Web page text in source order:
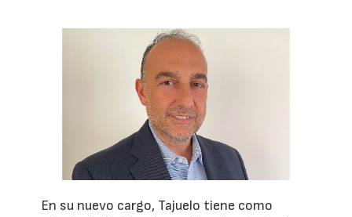
En su nuevo cargo, Tajuelo tiene como